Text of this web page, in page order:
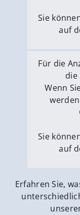
Sie
auf
Für die
die
Wenn
Sie
auf
Erfahren Sie,